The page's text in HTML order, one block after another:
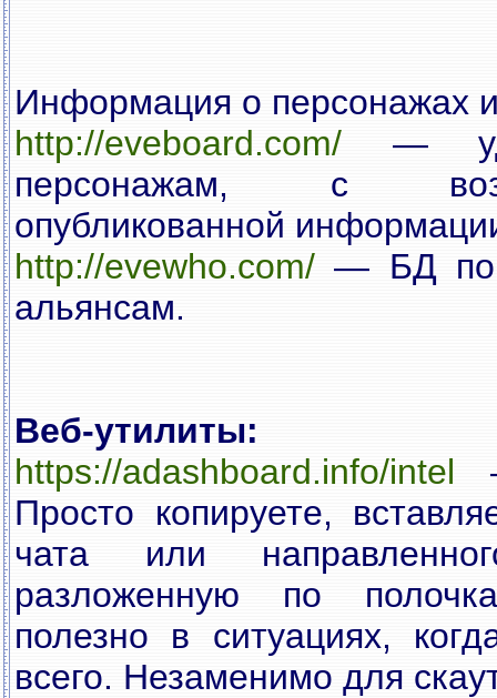
Информация о персонажах
http://eveboard.com/ —
персонажам, с
опубликованной
http://evewho.com/ — БД по
альянсам.
Веб-утилиты:
https://adashboard.info/intel
Просто копируете,
чата или
разложенную по
полезно в ситуациях,
всего. Незаменимо для